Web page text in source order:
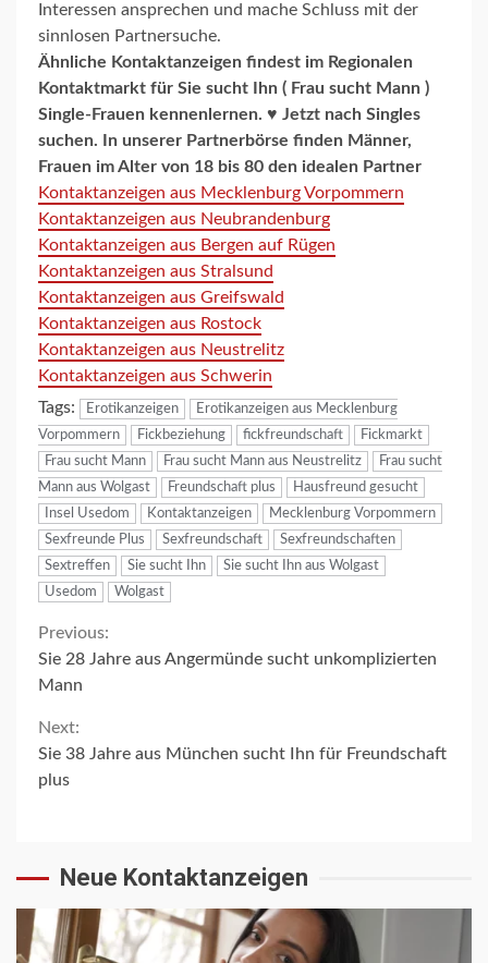
Interessen ansprechen und mache Schluss mit der
sinnlosen Partnersuche.
Ähnliche Kontaktanzeigen findest im Regionalen
Kontaktmarkt für Sie sucht Ihn ( Frau sucht Mann )
Single-Frauen kennenlernen. ♥ Jetzt nach Singles
suchen. In unserer Partnerbörse finden Männer,
Frauen im Alter von 18 bis 80 den idealen Partner
Kontaktanzeigen aus Mecklenburg Vorpommern
Kontaktanzeigen aus Neubrandenburg
Kontaktanzeigen aus Bergen auf Rügen
Kontaktanzeigen aus Stralsund
Kontaktanzeigen aus Greifswald
Kontaktanzeigen aus Rostock
Kontaktanzeigen aus Neustrelitz
Kontaktanzeigen aus Schwerin
Tags:
Erotikanzeigen
Erotikanzeigen aus Mecklenburg
Vorpommern
Fickbeziehung fickfreundschaft
Fickmarkt
Frau sucht Mann
Frau sucht Mann aus Neustrelitz
Frau sucht
Mann aus Wolgast
Freundschaft plus
Hausfreund gesucht
Insel Usedom
Kontaktanzeigen
Mecklenburg Vorpommern
Sexfreunde Plus
Sexfreundschaft
Sexfreundschaften
Sextreffen
Sie sucht Ihn
Sie sucht Ihn aus Wolgast
Usedom
Wolgast
Continue
Reading
Previous:
Sie 28 Jahre aus Angermünde sucht unkomplizierten
Mann
Next:
Sie 38 Jahre aus München sucht Ihn für Freundschaft
plus
Neue Kontaktanzeigen